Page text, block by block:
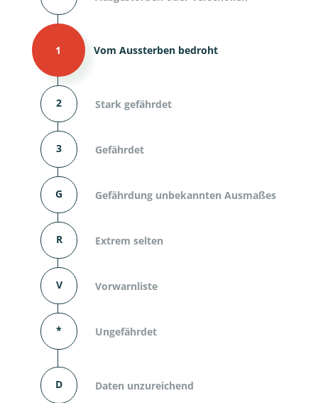
1 Vom Aussterben bedroht
2 Stark gefährdet
3 Gefährdet
G Gefährdung unbekannten Ausmaßes
R Extrem selten
V Vorwarnliste
* Ungefährdet
D Daten unzureichend